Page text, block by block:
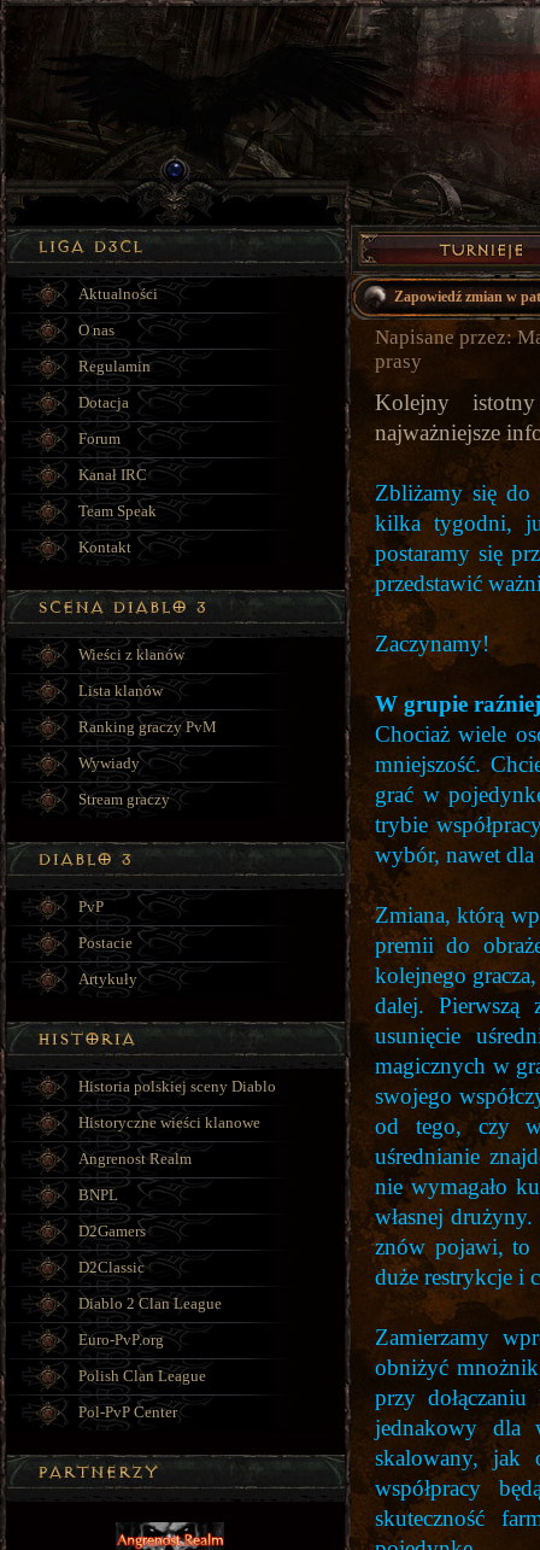
Zapowiedź zmian w
Napisane przez:
prasy
Kolejny
najważniejsze
Zbliżamy się do
kilka tygodni,
postaramy się
przedstawić
Zaczynamy!
W grupie raźniej
Chociaż wiele
mniejszość.
grać w
trybie
wybór, nawet
Zmiana, którą
premii do
kolejnego
dalej. Pierwszą
usunięcie
magicznych w
swojego
od tego, czy w
uśrednianie
nie wymagało
własnej
znów pojawi, to
duże restrykcje i
Zamierzamy
obniżyć
przy
jednakowy dla
skalowany, jak
współpracy
skuteczność
Aktualności
O nas
Regulamin
Dotacja
Forum
Kanał IRC
Team Speak
Kontakt
Wieści z klanów
Lista klanów
Ranking graczy PvM
Wywiady
Stream graczy
PvP
Postacie
Artykuły
Historia polskiej sceny Diablo
Historyczne wieści klanowe
Angrenost Realm
BNPL
D2Gamers
D2Classic
Diablo 2 Clan League
Euro-PvP.org
Polish Clan League
Pol-PvP Center